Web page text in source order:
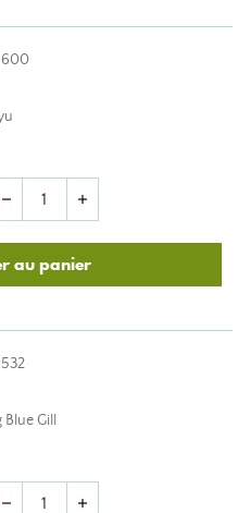
remove add
au panier
Gill
remove add